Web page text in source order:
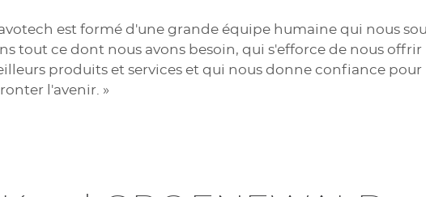
est formé d'une grande équipe humaine qui nous
tout ce dont nous avons besoin, qui s'efforce de nous offrir
produits et services et qui nous donne confiance pour
l'avenir. »